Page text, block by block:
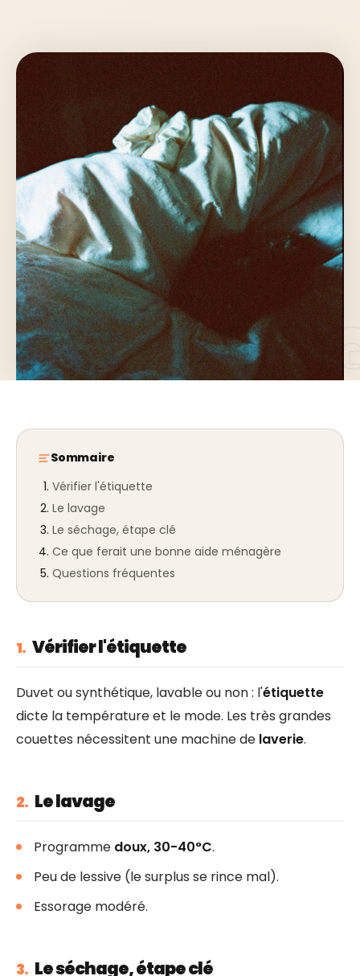
Sommaire
Vérifier l'étiquette
Le lavage
Le séchage, étape clé
Ce que ferait une bonne aide ménagère
Questions fréquentes
1. Vérifier l'étiquette
Duvet ou synthétique, lavable ou non : l'étiquette
dicte la température et le mode. Les très grandes
couettes nécessitent une machine de laverie.
2. Le lavage
Programme doux, 30-40°C.
Peu de lessive (le surplus se rince mal).
Essorage modéré.
3. Le séchage, étape clé